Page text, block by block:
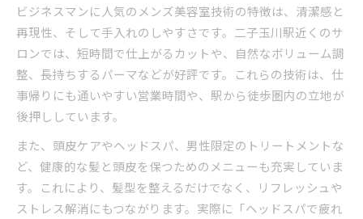
ビジネスマンに人気のメンズ美容室技術の特徴は、清潔感と
再現性、そして手入れのしやすさです。二子玉川駅近くのサ
ロンでは、短時間で仕上がるカットや、自然なボリューム調
整、長持ちするパーマなどが好評です。これらの技術は、仕
事帰りにも通いやすい営業時間や、駅から徒歩圏内の立地が
後押ししています。
また、頭皮ケアやヘッドスパ、男性限定のトリートメントな
ど、健康的な髪と頭皮を保つためのメニューも充実していま
す。これにより、髪型を整えるだけでなく、リフレッシュや
ストレス解消にもつながります。実際に「ヘッドスパで疲れ